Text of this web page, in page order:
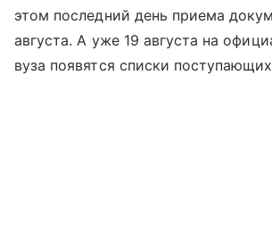
этом последний день приема
августа. А уже 19 августа на
вуза появятся списки